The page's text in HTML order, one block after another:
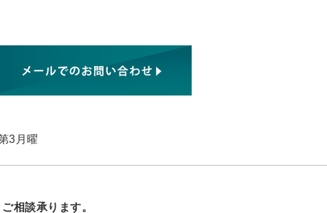
3月曜
ご相談承ります。